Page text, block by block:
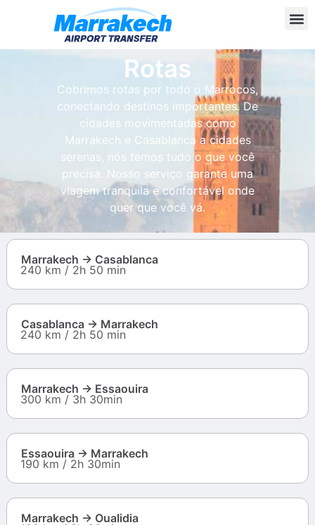
Rotas
Cobrimos rotas por todo o Marrocos,
conectando destinos importantes. De
cidades movimentadas como
Marrakech e Casablanca a cidades
serenas, nós temos tudo o que você
precisa. Nosso serviço garante uma
viagem tranquila e confortável onde
quer que você vá.
Marrakech → Casablanca
240 km / 2h 50 min
Casablanca → Marrakech
240 km / 2h 50 min
Marrakech → Essaouira
300 km / 3h 30min
Essaouira → Marrakech
190 km / 2h 30min
Marrakech → Oualidia